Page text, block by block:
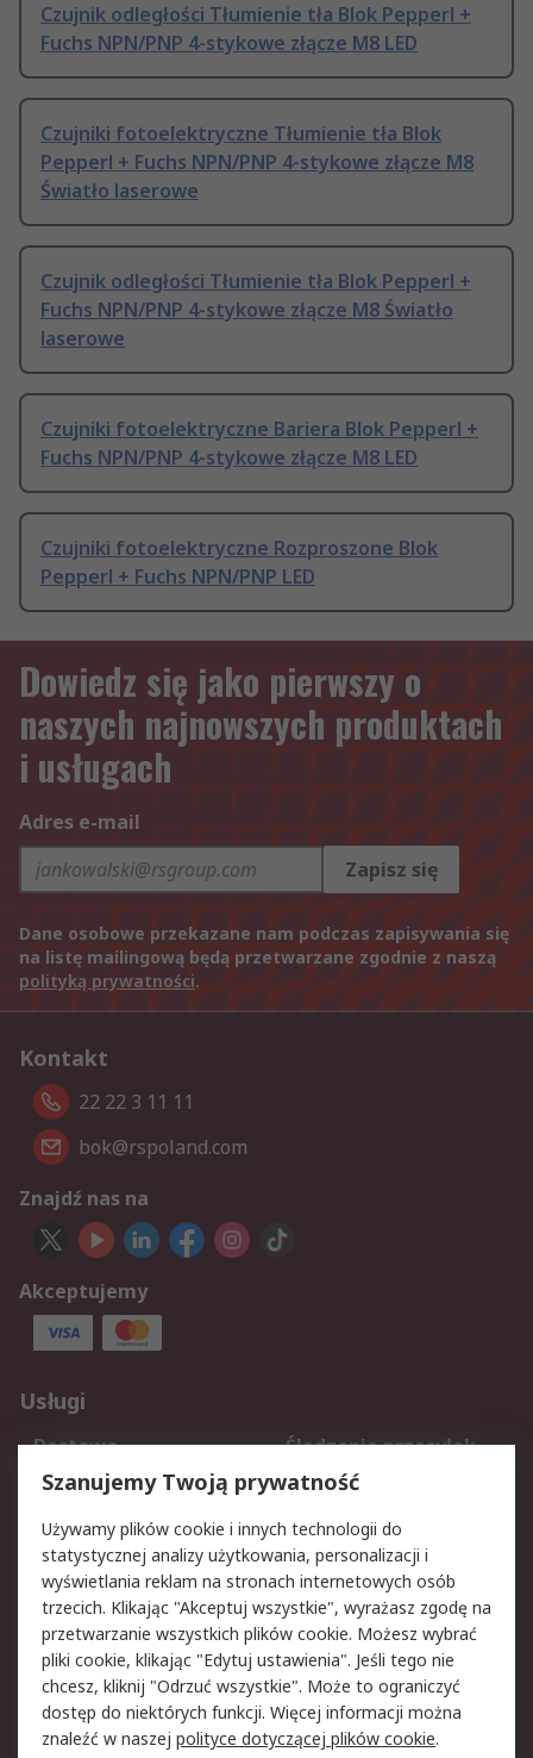
Czujnik odległości Tłumienie tła Blok Pepperl +
Fuchs NPN/PNP 4-stykowe złącze M8 LED
Czujniki fotoelektryczne Tłumienie tła Blok
Pepperl + Fuchs NPN/PNP 4-stykowe złącze M8
Światło laserowe
Czujnik odległości Tłumienie tła Blok Pepperl +
Fuchs NPN/PNP 4-stykowe złącze M8 Światło
laserowe
Czujniki fotoelektryczne Bariera Blok Pepperl +
Fuchs NPN/PNP 4-stykowe złącze M8 LED
Czujniki fotoelektryczne Rozproszone Blok
Pepperl + Fuchs NPN/PNP LED
Dowiedz się jako pierwszy o
naszych najnowszych produktach
i usługach
Adres e-mail
Zapisz się
Dane osobowe przekazane nam podczas zapisywania się
na listę mailingową będą przetwarzane zgodnie z naszą
polityką prywatności.
Kontakt
22 22 3 11 11
bok@rspoland.com
Znajdź nas na
Akceptujemy
Usługi
Dostawa
Śledzenie przesyłek
Reklamacje i zwroty
Rejestracja
Aspekty prawne
Bezpieczeństwo e-
maila
Polityka dotycząca
plików cookie
Polityka prywatności
Użytkowanie witryny
Zastrzeżenia prawne
Warunki Sprzedaży
Szanujemy Twoją prywatność
Używamy plików cookie i innych technologii do
statystycznej analizy użytkowania, personalizacji i
wyświetlania reklam na stronach internetowych osób
trzecich. Klikając "Akceptuj wszystkie", wyrażasz zgodę na
przetwarzanie wszystkich plików cookie. Możesz wybrać
pliki cookie, klikając "Edytuj ustawienia". Jeśli tego nie
chcesz, kliknij "Odrzuć wszystkie". Może to ograniczyć
dostęp do niektórych funkcji. Więcej informacji można
znaleźć w naszej polityce dotyczącej plików cookie.